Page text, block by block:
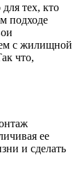
тех, кто
подходе
с жилищной
что,
ее
и сделать